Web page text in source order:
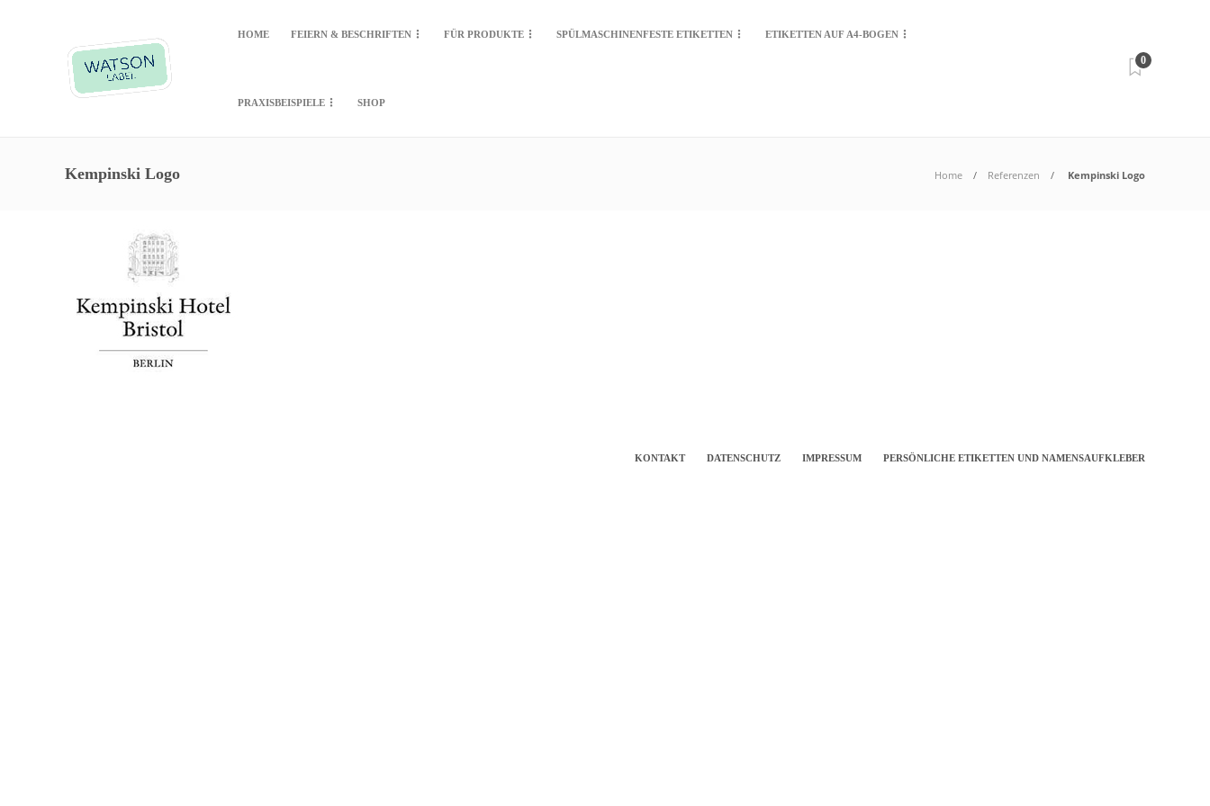
HOME FEIERN & BESCHRIFTEN FÜR PRODUKTE SPÜLMASCHINENFESTE ETIKETTEN ETIKETTEN AUF A4-BOGEN
PRAXISBEISPIELE SHOP
0
Kempinski Logo Home Referenzen Kempinski Logo
KONTAKT DATENSCHUTZ IMPRESSUM PERSÖNLICHE ETIKETTEN UND NAMENSAUFKLEBER